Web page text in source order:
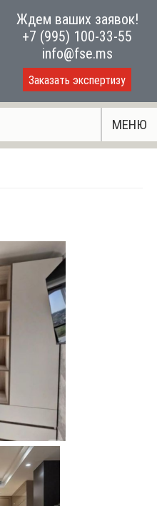
Ждем ваших заявок!
+7 (995) 100-33-55
info@fse.ms
Заказать экспертизу
МЕНЮ